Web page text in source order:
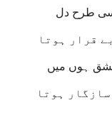
طرح دل
قرار ہوتا
ہوں میں
ہوتا